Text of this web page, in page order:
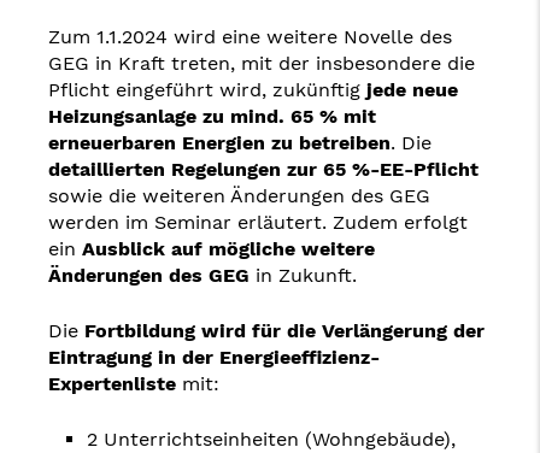
Zum 1.1.2024 wird eine weitere Novelle des
GEG in Kraft treten, mit der insbesondere die
Pflicht eingeführt wird, zukünftig jede neue
Heizungsanlage zu mind. 65 % mit
erneuerbaren Energien zu betreiben. Die
detaillierten Regelungen zur 65 %-EE-Pflicht
sowie die weiteren Änderungen des GEG
werden im Seminar erläutert. Zudem erfolgt
ein Ausblick auf mögliche weitere
Änderungen des GEG in Zukunft.
Die Fortbildung wird für die Verlängerung der
Eintragung in der Energieeffizienz-
Expertenliste mit:
2 Unterrichtseinheiten (Wohngebäude),